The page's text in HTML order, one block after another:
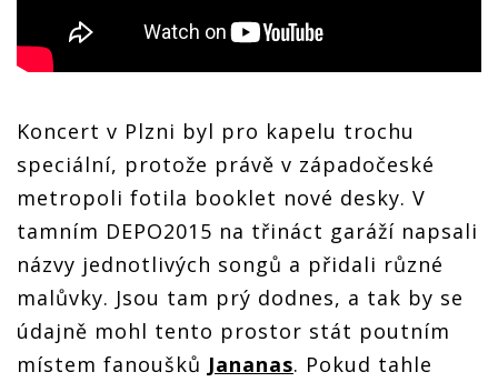
Koncert v Plzni byl pro kapelu trochu
speciální, protože právě v západočeské
metropoli fotila booklet nové desky. V
tamním DEPO2015 na třináct garáží napsali
názvy jednotlivých songů a přidali různé
malůvky. Jsou tam prý dodnes, a tak by se
údajně mohl tento prostor stát poutním
místem fanoušků Jananas. Pokud tahle